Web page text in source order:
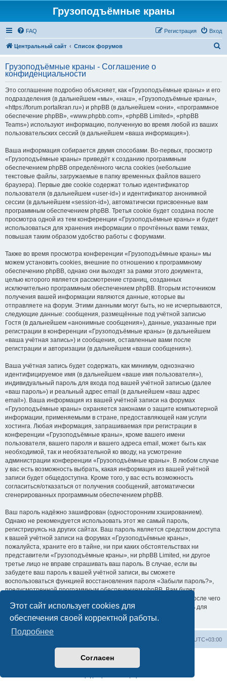
Этот сайт использует cookies для
обеспечения своей корректной работы.
Подробнее
Согласен
Грузоподъёмные краны
FAQ Вход
Регистрация
Центральный сайт Список форумов
с
Грузоподъёмные краны - Соглашение о
конфиденциальности
Это соглашение подробно объясняет, как «Грузоподъёмные краны» и его
подразделения (в дальнейшем «мы», «наш», «Грузоподъёмные краны»,
«https://forum.portalkran.ru») и phpBB (в дальнейшем «они», «программное
обеспечение phpBB», «www.phpbb.com», «phpBB Limited», «phpBB
Teams») используют информацию, полученную во время любой из ваших
пользовательских сессий (в дальнейшем «ваша информация»).
Ваша информация собирается двумя способами. Во-первых, просмотр
«Грузоподъёмные краны» приведёт к созданию программным
обеспечением phpBB определённого числа cookies (небольшие
текстовые файлы, загружаемые в папку временных файлов вашего
браузера). Первые две cookie содержат только идентификатор
пользователя (в дальнейшем «user-id») и идентификатор анонимной
сессии (в дальнейшем «session-id»), автоматически присвоенные вам
программным обеспечением phpBB. Третья cookie будет создана после
просмотра одной из тем конференции «Грузоподъёмные краны» и будет
использоваться для хранения информации о прочтённых вами темах,
повышая таким образом удобство работы с форумами.
Также во время просмотра конференции «Грузоподъёмные краны» мы
можем установить cookies, внешние по отношению к программному
обеспечению phpBB, однако они выходят за рамки этого документа,
целью которого является рассмотрение страниц, созданных
исключительно программным обеспечением phpBB. Вторым источником
получения вашей информации являются данные, которые вы
отправляете на форум. Этими данными могут быть, но не исчерпываются,
следующие данные: сообщения, размещённые под учётной записью
Гостя (в дальнейшем «анонимные сообщения»), данные, указанные при
регистрации в конференции «Грузоподъёмные краны» (в дальнейшем
«ваша учётная запись») и сообщения, оставленные вами после
регистрации и авторизации (в дальнейшем «ваши сообщения»).
Ваша учётная запись будет содержать, как минимум, однозначно
идентифицируемое имя (в дальнейшем «ваше имя пользователя»),
индивидуальный пароль для входа под вашей учётной записью (далее
«ваш пароль») и реальный адрес email (в дальнейшем «ваш адрес
email»). Ваша информация из вашей учётной записи на форумах
«Грузоподъёмные краны» охраняется законами о защите компьютерной
информации, применяемыми в стране, предоставляющей нам услуги
хостинга. Любая информация, запрашиваемая при регистрации в
конференции «Грузоподъёмные краны», кроме вашего имени
пользователя, вашего пароля и вашего адреса email, может быть как
необходимой, так и необязательной ко вводу, на усмотрение
администрации конференции «Грузоподъёмные краны». В любом случае
у вас есть возможность выбрать, какая информация из вашей учётной
записи будет общедоступна. Кроме того, у вас есть возможность
согласиться/отказаться от получения сообщений, автоматически
сгенерированных программным обеспечением phpBB.
Ваш пароль надёжно зашифрован (односторонним хэшированием).
Однако не рекомендуется использовать этот же самый пароль,
регистрируясь на других сайтах. Ваш пароль является средством доступа
к вашей учётной записи на форумах «Грузоподъёмные краны»,
пожалуйста, храните его в тайне, ни при каких обстоятельствах ни
представители «Грузоподъёмные краны», ни phpBB Limited, ни другое
третье лицо не вправе спрашивать ваш пароль. В случае, если вы
забудете ваш пароль к вашей учётной записи, вы сможете
воспользоваться функцией восстановления пароля «Забыли пароль?»,
предусмотренной программным обеспечением phpBB. Вам будет
необходимо ввести ваше имя пользователя и ваш адрес email, после чего
программное обеспечение phpBB сгенерирует вам новый пароль для
вашей учётной записи.
UTC+03:00
Создано на основеphpBB® Forum Software © phpBB Limited
Русская поддержка phpBB